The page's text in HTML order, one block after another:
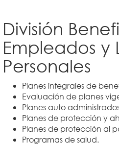
División
Empleados y
Personales
Planes integrales de
Evaluación de planes
Planes auto
Planes de protección y
Planes de protección al
Programas de salud.